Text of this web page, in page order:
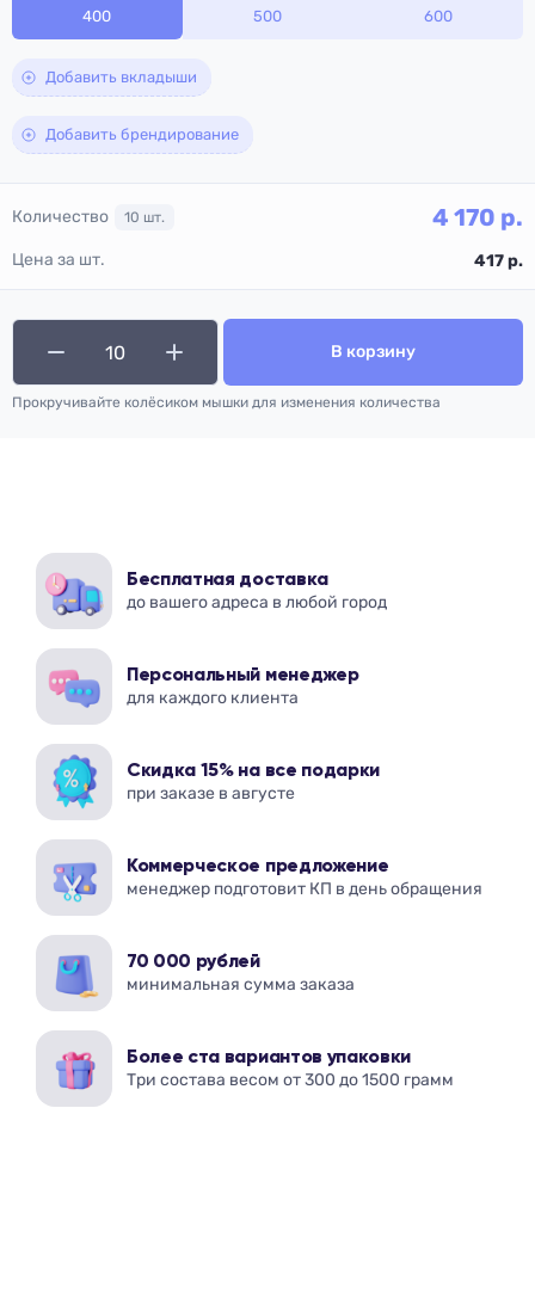
400 500 600
Добавить вкладыши
Добавить брендирование
Количество 10 шт. 4 170 р.
Цена за шт. 417р.
В корзину
Прокручивайте колёсиком мышки для изменения количества
Бесплатная доставка
до вашего адреса в любой город
Персональный менеджер
для каждого клиента
Скидка 15% на все подарки
при заказе в августе
Коммерческое предложение
менеджер подготовит КП в день обращения
70 000 рублей
минимальная сумма заказа
Более ста вариантов упаковки
Три состава весом от 300 до 1500 грамм